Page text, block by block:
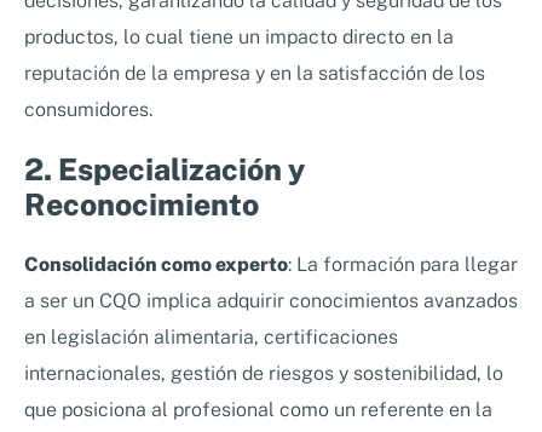
productos, lo cual tiene un impacto directo en la
reputación de la empresa y en la satisfacción de los
consumidores.
2. Especialización y
Reconocimiento
Consolidación como experto: La formación para llegar
a ser un CQO implica adquirir conocimientos avanzados
en legislación alimentaria, certificaciones
internacionales, gestión de riesgos y sostenibilidad, lo
que posiciona al profesional como un referente en la